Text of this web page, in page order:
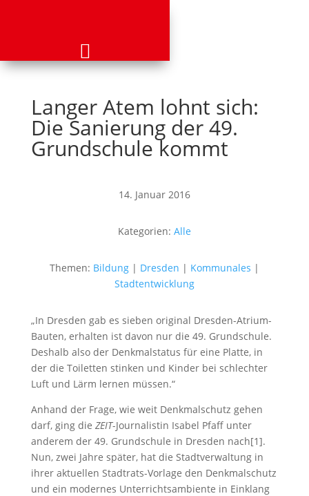
Langer Atem lohnt sich:
Die Sanierung der 49.
Grundschule kommt
14. Januar 2016
Kategorien: Alle
Themen: Bildung| Dresden | Kommunales |
Stadtentwicklung
„In Dresden gab es sieben original Dresden-Atrium-
Bauten, erhalten ist davon nur die 49. Grundschule.
Deshalb also der Denkmalstatus für eine Platte, in
der die Toiletten stinken und Kinder bei schlechter
Luft und Lärm lernen müssen.“
Anhand der Frage, wie weit Denkmalschutz gehen
darf, ging die ZEIT-Journalistin Isabel Pfaff unter
anderem der 49. Grundschule in Dresden nach[1].
Nun, zwei Jahre später, hat die Stadtverwaltung in
ihrer aktuellen Stadtrats-Vorlage den Denkmalschutz
und ein modernes Unterrichtsambiente in Einklang